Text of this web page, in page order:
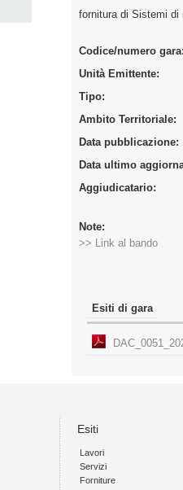
fornitura di Sistemi di
Codice/numero gara:
Unità Emittente:
Tipo:
Ambito Territoriale:
Data pubblicazione:
Data ultimo
Aggiudicatario:
Note:
>> Link al bando
Esiti di gara
Esiti
Lavori
Servizi
Forniture